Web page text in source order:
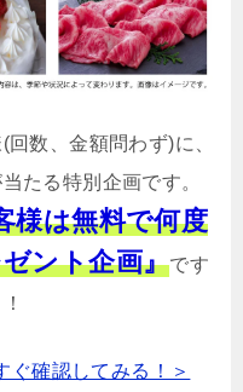
数、金額問わず)に、
たる特別企画です。
様は無料で何度
ント企画』です
ぐ確認してみる！＞